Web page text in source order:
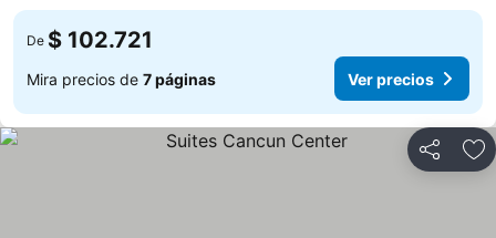
De $ 102.721
Mira precios de 7 páginas Ver precios
Compartir